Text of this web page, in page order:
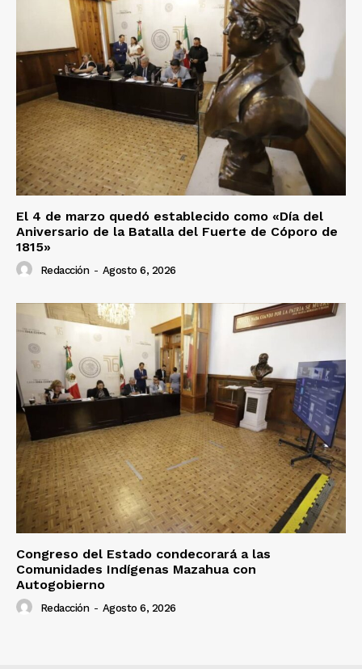
El 4 de marzo quedó establecido como «Día del
Aniversario de la Batalla del Fuerte de Cóporo de
1815»
Redacción - Agosto 6, 2026
Congreso del Estado condecorará a las
Comunidades Indígenas Mazahua con
Autogobierno
Redacción - Agosto 6, 2026